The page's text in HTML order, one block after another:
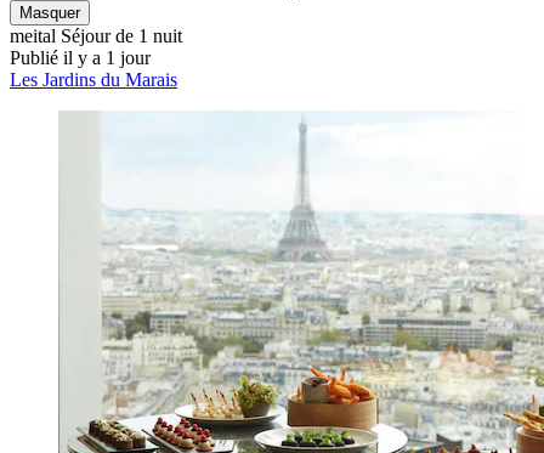
Masquer
meital Séjour de 1 nuit
Publié il y a 1 jour
Les Jardins du Marais